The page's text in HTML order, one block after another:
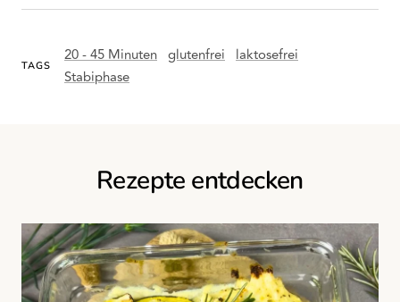
TAGS
20 - 45 Minuten glutenfrei laktosefrei
Stabiphase
Rezepte entdecken